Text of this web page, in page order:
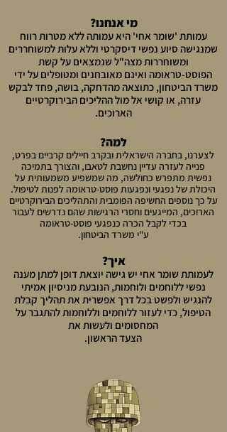
מי אנחנו?
עמותת 'שומר אחי' היא עמותה ללא מטרות רווח
שמנגישה סיוע נפשי דיסקרטי וללא עלות למשוחררים
ומשוחררות מצה"ל שנמצאים על קשת
הפוסט-טראומה ואינם מאובחנים ומטופלים על ידי
משרד הביטחון, כתוצאה מהדחקה, בושה, פחד לבקש
עזרה, או קושי אל מול ההליכים הבירוקרטיים
הארוכים.
למה?
לצערנו, בחברה הישראלית ובקרב חיילים קרביים בפרט,
פנייה לעזרה עדיין נחשבת לטאבו, והצורך בתמיכה
נפשית מתפרש כחולשה, מה שמשפיע משמעותית על
היכולת של נפגעי ונפגעות פוסט-טראומה לפנות לטיפול.
על כך נוספים החשיפה הפומבית והתהליכים הבירוקרטיים
הארוכים, המייגעים וחסרי הרגישות שהם נדרשים לעבור
בכדי לקבל הכרה כנפגעי פוסט-טראומה
ע"י משרד הביטחון.
איך?
לעמותת שומר אחי יש גישה יוצאת דופן למתן מענה
נפשי ללוחמים ולוחמות, הנובעת מניסיון אמיתי
להנגיש ולפשט בכל דרך אפשרית את תהליך קבלת
הטיפול, כדי לעזור ללוחמים וללוחמות להתגבר על
המחסומים ולעשות את
הצעד הראשון.